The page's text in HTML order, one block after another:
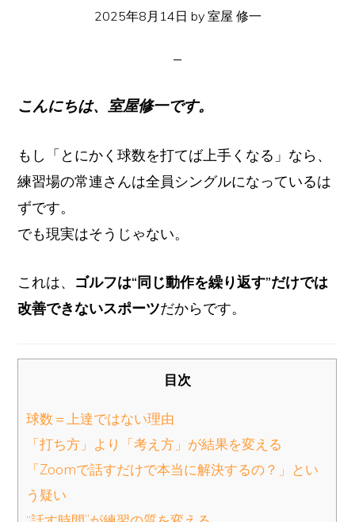
2025年8月14日 by 室屋 修一
こんにちは、室屋修一です。
もし「とにかく球数を打てば上手くなる」なら、
練習場の常連さんは全員シングルになっているは
ずです。
でも現実はそうじゃない。
これは、 ゴルフは“同じ動作を繰り返す”だけでは
改善できないスポーツだからです。
目次
球数＝上達ではない理由
「打ち方」より「考え方」が結果を変える
「Zoomで話すだけで本当に解決するの？」とい
う疑い